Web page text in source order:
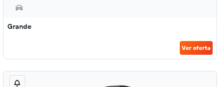
Grande
Ver oferta